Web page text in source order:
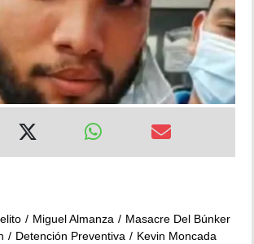
Miguel Almanza
Masacre Del Búnker
Detención Preventiva Kevin Moncada